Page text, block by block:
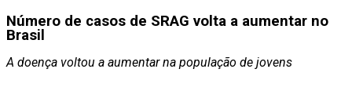
Número de casos de SRAG volta a aumentar no
Brasil
A doença voltou a aumentar na população de jovens